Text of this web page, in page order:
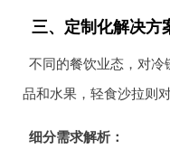
三、定制化解决方
不同的餐饮业态，对冷
品和水果，轻食沙拉则
细分需求解析：